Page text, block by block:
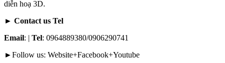
diễn hoạ 3D.
► Contact us Tel
Email: | Tel: 0964889380/0906290741
►Follow us: Website+Facebook+Youtube